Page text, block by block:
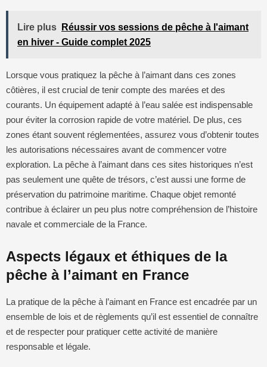
Lire plus
Réussir vos sessions de pêche à l'aimant
en hiver - Guide complet 2025
Lorsque vous pratiquez la pêche à l’aimant dans ces zones
côtières, il est crucial de tenir compte des marées et des
courants. Un équipement adapté à l’eau salée est indispensable
pour éviter la corrosion rapide de votre matériel. De plus, ces
zones étant souvent réglementées, assurez vous d’obtenir toutes
les autorisations nécessaires avant de commencer votre
exploration. La pêche à l’aimant dans ces sites historiques n’est
pas seulement une quête de trésors, c’est aussi une forme de
préservation du patrimoine maritime. Chaque objet remonté
contribue à éclairer un peu plus notre compréhension de l’histoire
navale et commerciale de la France.
Aspects légaux et éthiques de la
pêche à l’aimant en France
La pratique de la pêche à l’aimant en France est encadrée par un
ensemble de lois et de règlements qu’il est essentiel de connaître
et de respecter pour pratiquer cette activité de manière
responsable et légale.